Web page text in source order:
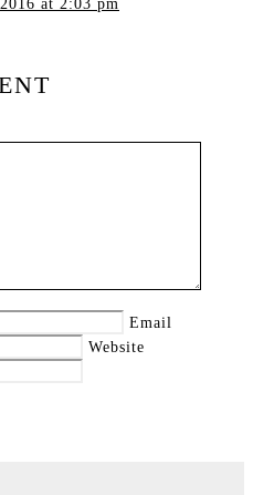
at 2:03 pm
Email
Website